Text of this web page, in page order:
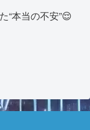
“本当の不安”😌